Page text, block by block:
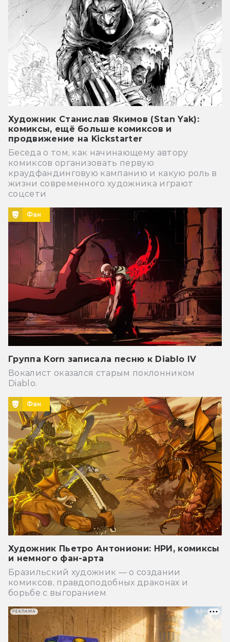
Художник Станислав Якимов (Stan Yak):
комиксы, ещё больше комиксов и
продвижение на Kickstarter
Беседа о том, как начинающему автору
комиксов организовать первую
краудфандинговую кампанию и какую роль в
жизни современного художника играют
соцсети
Фан
Группа Korn записала песню к Diablo IV
Вокалист оказался старым поклонником
Diablo.
Фан
Художник Пьетро Антониони: НРИ, комиксы
и немного фан-арта
Бразильский художник — о создании
комиксов, правдоподобных драконах и
борьбе с выгоранием
РЕКЛАМА